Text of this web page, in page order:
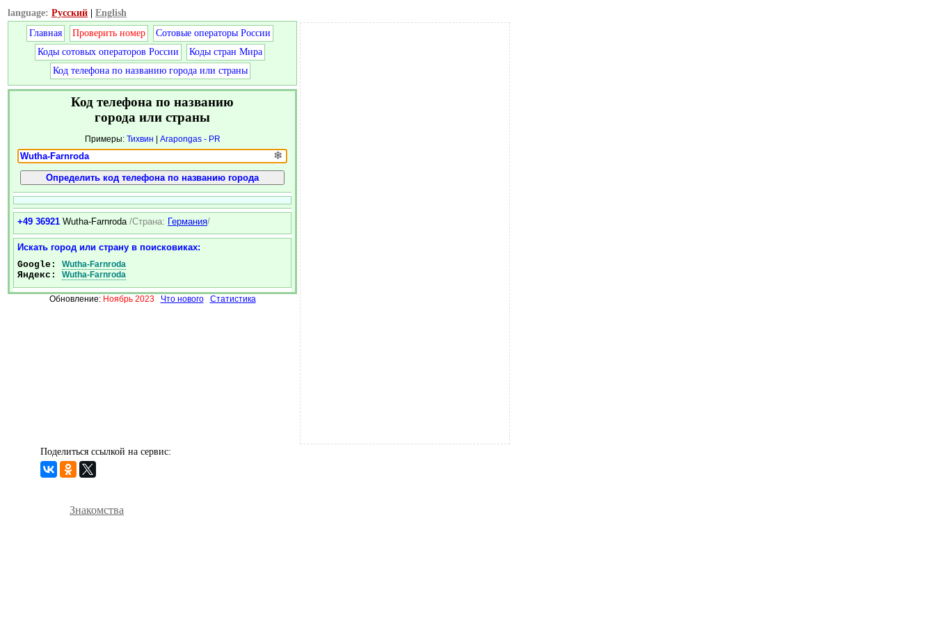
language: Русский
English
Главная
Проверить номер
Сотовые операторы России
Коды сотовых операторов России
Коды стран Мира
Код телефона по названию города или страны
Код телефона по названию
города или страны
Примеры: Тихвин | Arapongas - PR
❄
+49 36921 Wutha-Farnroda /Страна: Германия/
Искать город или страну в поисковиках:
Google: Wutha-Farnroda
Яндекс: Wutha-Farnroda
Обновление: Ноябрь 2023 Что нового Статистика
Поделиться ссылкой на сервис:
Знакомства